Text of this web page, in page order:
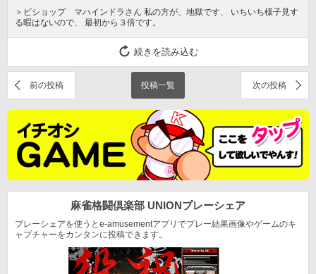
＞ビショップ マハインドラさん 私の方が、地獄です、 いちいち様子見す
る暇はないので、 最初から３倍です。
続きを読み込む
前の投稿 投稿一覧 次の投稿
麻雀格闘倶楽部 UNIONプレーシェア
プレーシェアを使うとe-amusementアプリでプレー結果画像やゲームのキ
ャプチャーをカンタンに投稿できます。